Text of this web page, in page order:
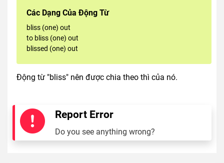
Các Dạng Của Động Từ
bliss (one) out
to bliss (one) out
blissed (one) out
Động từ "bliss" nên được chia theo thì của nó.
Report Error
Do you see anything wrong?